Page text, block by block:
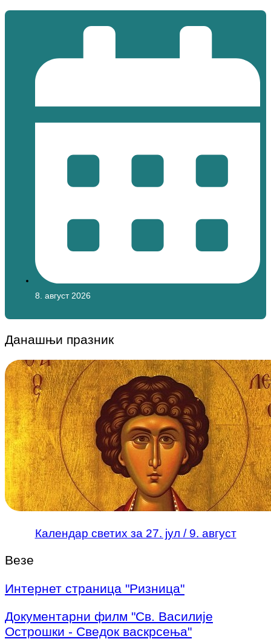
8. август 2026
Данашњи празник
Календар светих за 27. јул / 9. август
Везе
Интернет страница "Ризница"
Документарни филм "Св. Василије
Острошки - Сведок васкрсења"